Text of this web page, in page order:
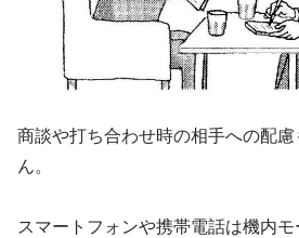
商談や打ち合わせ時の相手への配
ん。
スマートフォンや携帯電話は機内